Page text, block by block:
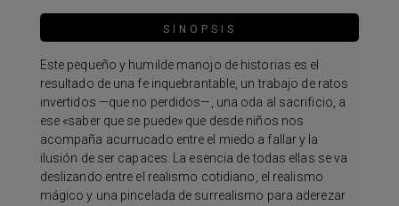
SINOPSIS
Este pequeño y humilde manojo de historias es el
resultado de una fe inquebrantable, un trabajo de ratos
invertidos —que no perdidos—, una oda al sacrificio, a
ese «saber que se puede» que desde niños nos
acompaña acurrucado entre el miedo a fallar y la
ilusión de ser capaces. La esencia de todas ellas se va
deslizando entre el realismo cotidiano, el realismo
mágico y una pincelada de surrealismo para aderezar